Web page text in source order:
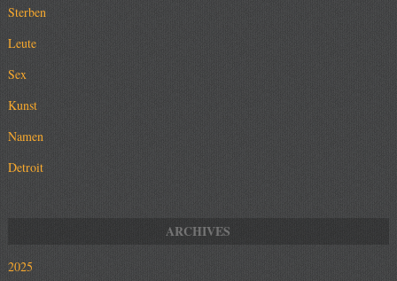
Sterben
Leute
Sex
Kunst
Namen
Detroit
2025